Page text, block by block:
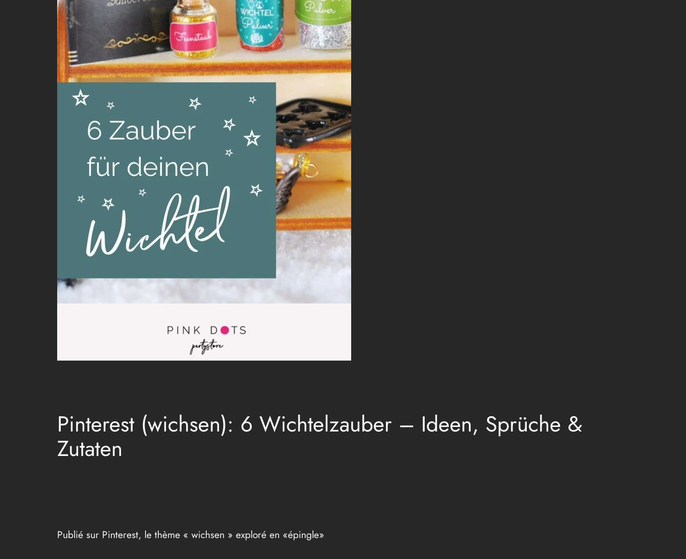
Pinterest (wichsen): 6 Wichtelzauber – Ideen, Sprüche &
Zutaten
Publié sur Pinterest, le thème « wichsen » exploré en «épingle»